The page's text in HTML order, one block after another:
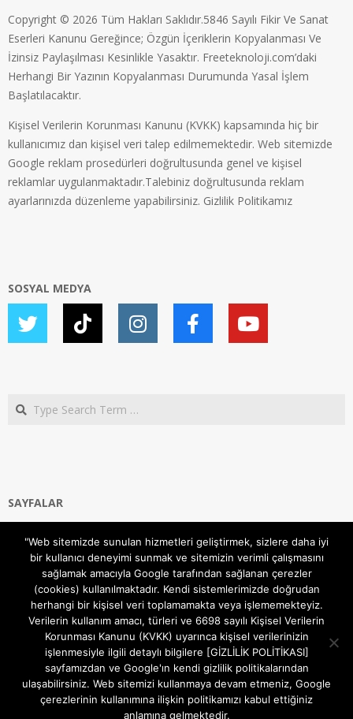
Copyright © 2026 Tüm Hakları Saklıdır.5846 Sayılı Fikir Ve Sanat
Eserleri Kanunu Gereğince; Özgün İçeriklerin Kopyalanması Ve
İzinsiz Paylaşılması Kesinlikle Yasaktır. Freeteknoloji.com’daki
Herhangi Bir Yazının Kopyalanması Durumunda Yasal İşlem
Başlatılacaktır.
Kişisel Verilerin Korunması Kanunu (KVKK) kapsamında hiç bir
kullanıcımız dan kişisel veri talep edilmemektedir. Web sitemizde
Google reklam prosedürleri doğrultusunda genel ve kişisel
reklamlar uygulanmaktadır.Talebiniz doğrultusunda reklam
ayarlarınızda düzenleme yapabilirsiniz. Gizlilik Politikamız
SOSYAL MEDYA
Search
SAYFALAR
Gizlilik ve Çerezler (Cookies) Politikası
Hakkımızda
İletişim Kanalları
MODEM KURULUM
TEKNİK DESTEK
TELEVİZYON SİSTEMLERİ
"Web sitemizde sunulan hizmetleri geliştirmek, sizlere daha iyi
bir kullanıcı deneyimi sunmak ve sitemizin verimli çalışmasını
sağlamak amacıyla Google tarafından sağlanan çerezler
(cookies) kullanılmaktadır. Kendi sistemlerimizde doğrudan
herhangi bir kişisel veri toplamamakta veya işlememekteyiz.
Verilerin kullanım amacı, türleri ve 6698 sayılı Kişisel Verilerin
Korunması Kanunu (KVKK) uyarınca kişisel verilerinizin
işlenmesiyle ilgili detaylı bilgilere [GİZLİLİK POLİTİKASI]
sayfamızdan ve Google'ın kendi gizlilik politikalarından
ulaşabilirsiniz. Web sitemizi kullanmaya devam etmeniz, Google
çerezlerinin kullanımına ilişkin politikamızı kabul ettiğiniz
anlamına gelmektedir.